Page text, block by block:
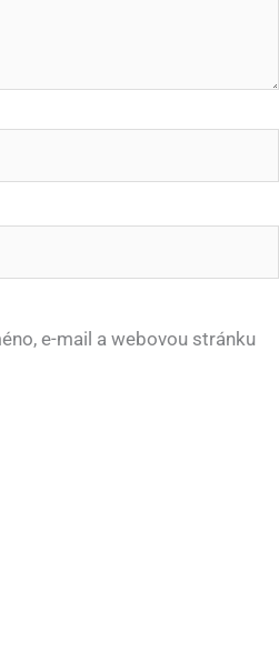
e-mail a webovou stránku